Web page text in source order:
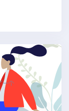
一个